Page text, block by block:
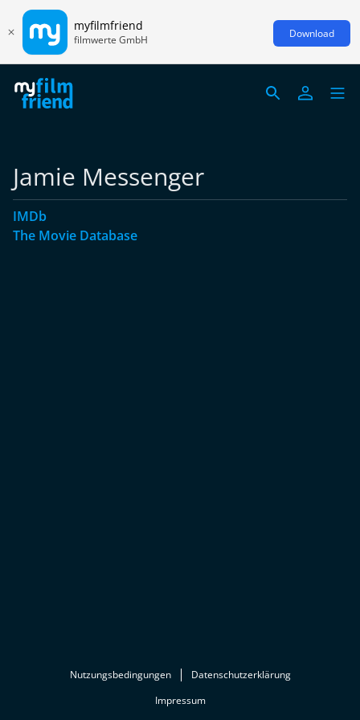
myfilmfriend
filmwerte GmbH Download
Jamie Messenger
IMDb
The Movie Database
Nutzungsbedingungen
Datenschutzerklärung
Impressum